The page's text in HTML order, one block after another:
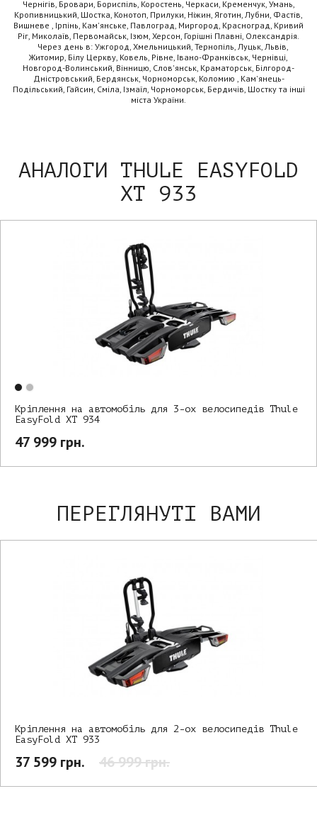
Чернігів, Бровари, Бориспіль, Коростень, Черкаси, Кременчук, Умань,
Кропивницький, Шостка, Конотоп, Прилуки, Ніжин, Яготин, Лубни, Фастів,
Вишневе , Ірпінь, Кам'янське, Павлоград, Миргород, Красноград, Кривий
Ріг, Миколаїв, Первомайськ, Ізюм, Херсон, Горішні Плавні, Олександрія.
Через день в: Ужгород, Хмельницький, Тернопіль, Луцьк, Львів,
Житомир, Білу Церкву, Ковель, Рівне, Івано-Франківськ, Чернівці,
Новгород-Волинський, Вінницю, Слов'янськ, Краматорськ, Білгород-
Дністровський, Бердянськ, Чорноморськ, Коломию , Кам'янець-
Подільський, Гайсин, Сміла, Ізмаїл, Чорноморськ, Бердичів, Шостку та інші
міста України.
АНАЛОГИ THULE EASYFOLD
XT 933
Кріплення на автомобіль для 3-ох велосипедів Thule
EasyFold XT 934
47 999 грн.
ПЕРЕГЛЯНУТІ ВАМИ
Кріплення на автомобіль для 2-ох велосипедів Thule
EasyFold XT 933
37 599 грн. 46 999 грн.